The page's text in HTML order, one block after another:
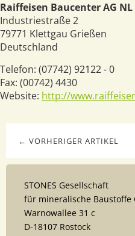
Raiffeisen Baucenter AG
Industriestraße 2
79771 Klettgau Grießen
Deutschland
Telefon: (07742) 92122 - 0
Fax: (00742) 4430
Website: http://
← VORHERIGER ARTIKEL
STONES Gesellschaft
für mineralische Baustoffe
Warnowallee 31 c
D-18107 Rostock